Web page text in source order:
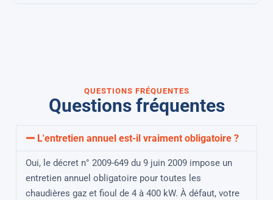
QUESTIONS FRÉQUENTES
Questions fréquentes
L'entretien annuel est-il vraiment obligatoire ?
Oui, le décret n° 2009-649 du 9 juin 2009 impose un
entretien annuel obligatoire pour toutes les
chaudières gaz et fioul de 4 à 400 kW. À défaut, votre